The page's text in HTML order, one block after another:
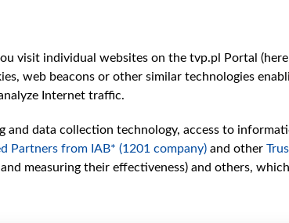
visit individual websites on the tvp.pl Portal
web beacons or other similar technologies
Internet traffic.
data collection technology, access to
Partners from IAB* (1201 company) and other
measuring their effectiveness) and others,